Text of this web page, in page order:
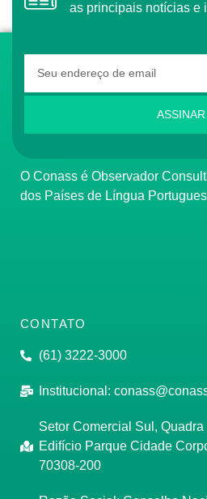
as principais notícias e
ASSINAR
O Conass é Observador
dos Países de Língua
CONTATO
(61) 3222-3000
Institucional:
Setor Comercial Sul, Quadra
Edifício Parque Cidade
70308-200